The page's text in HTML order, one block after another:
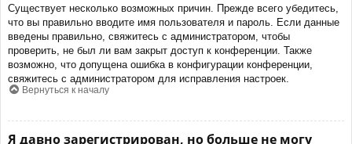
Существует несколько возможных причин. Прежде всего убедитесь,
что вы правильно вводите имя пользователя и пароль. Если данные
введены правильно, свяжитесь с администратором, чтобы
проверить, не был ли вам закрыт доступ к конференции. Также
возможно, что допущена ошибка в конфигурации конференции,
свяжитесь с администратором для исправления настроек.
Вернуться к началу
Я давно зарегистрирован, но больше не могу